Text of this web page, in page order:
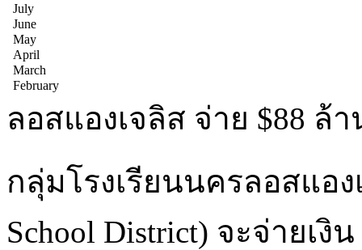
July
June
May
April
March
February
ลอสแองเจลิส จ่าย $88 ล้
กลุ่มโรงเรียนนครลอสแอง
School District) จะจ่ายเ